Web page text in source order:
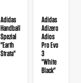
Adidas
Handball
Spezial
"Earth
Strata"
Adidas
Adizero
Adios
Pro Evo
3
"White
Black"